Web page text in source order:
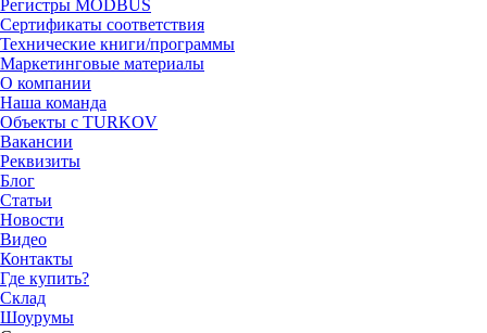
Регистры MODBUS
Сертификаты соответствия
Технические книги/программы
Маркетинговые материалы
О компании
Наша команда
Объекты с TURKOV
Вакансии
Реквизиты
Блог
Статьи
Новости
Видео
Контакты
Где купить?
Склад
Шоурумы